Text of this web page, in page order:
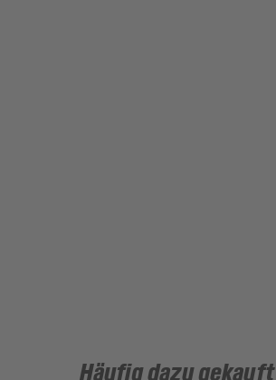
Häufig dazu gekauft